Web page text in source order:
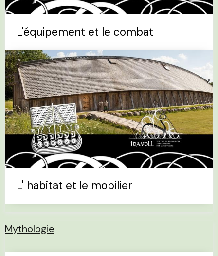
L'équipement et le combat
L' habitat et le mobilier
Mythologie